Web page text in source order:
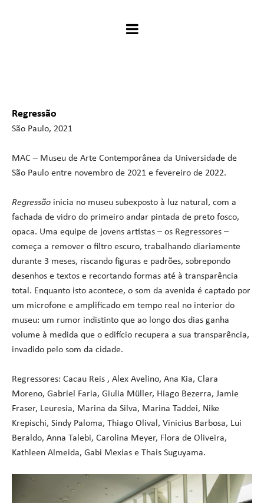
Regressão
São Paulo, 2021
MAC – Museu de Arte Contemporânea da Universidade de
São Paulo entre novembro de 2021 e fevereiro de 2022.
Regressão inicia no museu subexposto à luz natural, com a
fachada de vidro do primeiro andar pintada de preto fosco,
opaca. Uma equipe de jovens artistas – os Regressores –
começa a remover o filtro escuro, trabalhando diariamente
durante 3 meses, riscando figuras e padrões, sobrepondo
desenhos e textos e recortando formas até à transparência
total. Enquanto isto acontece, o som da avenida é captado por
um microfone e amplificado em tempo real no interior do
museu: um rumor indistinto que ao longo dos dias ganha
volume à medida que o edifício recupera a sua transparência,
invadido pelo som da cidade.
Regressores: Cacau Reis , Alex Avelino, Ana Kia, Clara
Moreno, Gabriel Faria, Giulia Müller, Hiago Bezerra, Jamie
Fraser, Leuresia, Marina da Silva, Marina Taddei, Nike
Krepischi, Sindy Paloma, Thiago Olival, Vinicius Barbosa, Lui
Beraldo, Anna Talebi, Carolina Meyer, Flora de Oliveira,
Kathleen Almeida, Gabi Mexias e Thais Suguyama.